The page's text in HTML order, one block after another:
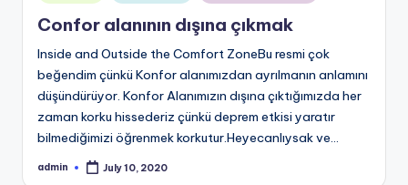
in
Confor alanının dışına çıkmak
Inside and Outside the Comfort ZoneBu resmi çok
beğendim çünkü Konfor alanımızdan ayrılmanın anlamını
düşündürüyor. Konfor Alanımızın dışına çıktığımızda her
zaman korku hissederiz çünkü deprem etkisi yaratır
bilmediğimizi öğrenmek korkutur.Heyecanlıysak ve…
Posted
admin July 10, 2020